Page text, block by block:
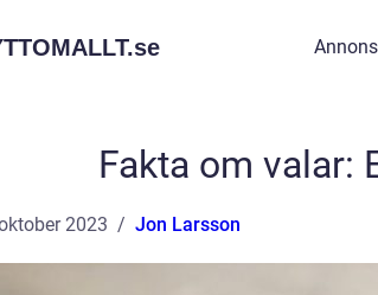
se
Fakta om valar:
2023 Jon Larsson